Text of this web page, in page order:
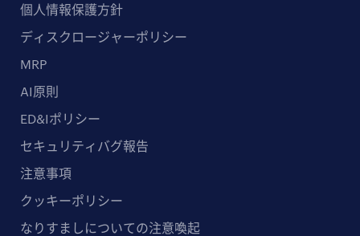
個人情報保護方針
ディスクロージャーポリシー
MRP
AI原則
ED&Iポリシー
セキュリティバグ報告
注意事項
クッキーポリシー
なりすましについての注意喚起